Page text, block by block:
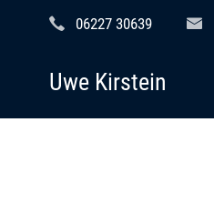
06227 30639
Uwe Kirstein